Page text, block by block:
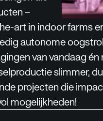
–
art in indoor farms
autonome
van vandaag én
slimmer,
projecten die
mogelijkheden!